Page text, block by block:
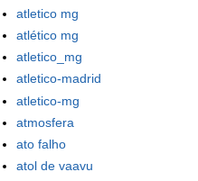
atletico mg
atlético mg
atletico_mg
atletico-madrid
atletico-mg
atmosfera
ato falho
atol de vaavu